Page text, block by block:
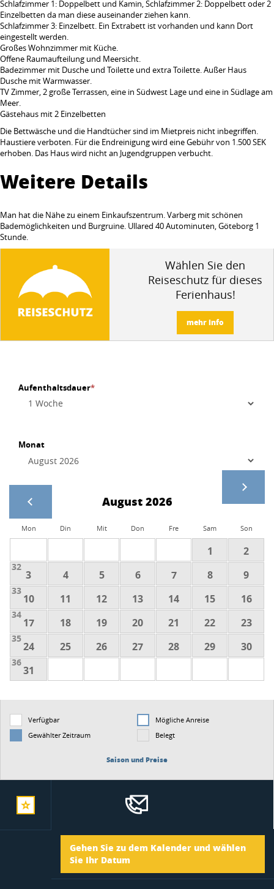
Schlafzimmer 1: Doppelbett und Kamin, Schlafzimmer 2: Doppelbett oder 2
Einzelbetten da man diese auseinander ziehen kann.
Schlafzimmer 3: Einzelbett. Ein Extrabett ist vorhanden und kann Dort
eingestellt werden.
Großes Wohnzimmer mit Küche.
Offene Raumaufteilung und Meersicht.
Badezimmer mit Dusche und Toilette und extra Toilette. Außer Haus
Dusche mit Warmwasser.
TV Zimmer, 2 große Terrassen, eine in Südwest Lage und eine in Südlage am
Meer.
Gästehaus mit 2 Einzelbetten
Die Bettwäsche und die Handtücher sind im Mietpreis nicht inbegriffen.
Haustiere verboten. Für die Endreinigung wird eine Gebühr von 1.500 SEK
erhoben. Das Haus wird nicht an Jugendgruppen verbucht.
Weitere Details
Man hat die Nähe zu einem Einkaufszentrum. Varberg mit schönen
Bademöglichkeiten und Burgruine. Ullared 40 Autominuten, Göteborg 1
Stunde.
Wählen Sie den
Reiseschutz für dieses
Ferienhaus!
mehr info
Aufenthaltsdauer*
Monat
August 2026
Mon Din Mit Don Fre Sam Son
1 2
32
3 4 5 6 7 8 9
33
10 11 12 13 14 15 16
34
17 18 19 20 21 22 23
35
24 25 26 27 28 29 30
36
31
Verfügbar
Mögliche Anreise
Gewählter Zeitraum
Belegt
Saison und Preise
Gehen Sie zu dem Kalender und wählen
Sie Ihr Datum
Ankunft
Abreise